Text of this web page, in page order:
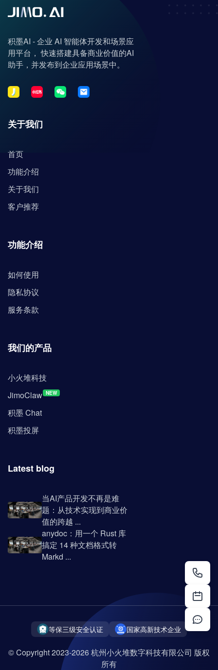
积墨AI - 企业 AI 智能体开发和场景应
用平台， 快速搭建具备商业价值的AI
助手，并发布到企业应用场景中。
关于我们
首页
功能介绍
关于我们
客户推荐
功能介绍
如何使用
隐私协议
服务条款
我们的产品
小火堆科技
JimoClaw NEW
积墨 Chat
积墨投屏
Latest blog
当AI产品开发不再是难
题：从技术实现到商业价
值的跨越 ...
anydoc：用一个 Rust 库
搞定 14 种文档格式转
Markd ...
等保三级安全认证 国家高新技术企业
© Copyright 2023-2026 杭州小火堆数字科技有限公司 版权
所有